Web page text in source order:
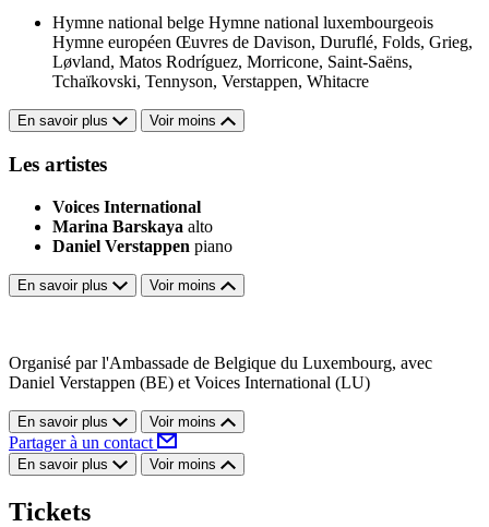
Hymne national belge Hymne national luxembourgeois
Hymne européen Œuvres de Davison, Duruflé, Folds, Grieg,
Løvland, Matos Rodríguez, Morricone, Saint-Saëns,
Tchaïkovski, Tennyson, Verstappen, Whitacre
En savoir plus Voir moins
Les artistes
Voices International
Marina Barskaya alto
Daniel Verstappen piano
En savoir plus Voir moins
Organisé par l'Ambassade de Belgique du Luxembourg, avec
Daniel Verstappen (BE) et Voices International (LU)
En savoir plus Voir moins
Partager à un contact
En savoir plus Voir moins
Tickets